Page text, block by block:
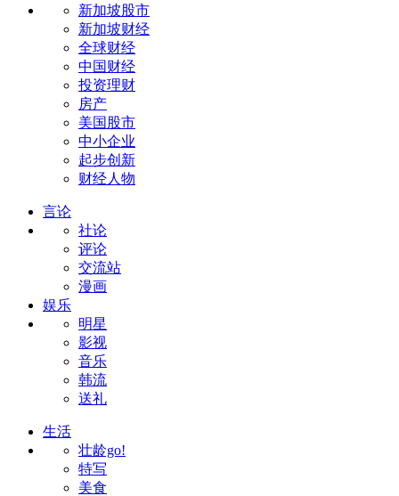
新加坡股市
新加坡财经
全球财经
中国财经
投资理财
房产
美国股市
中小企业
起步创新
财经人物
言论
社论
评论
交流站
漫画
娱乐
明星
影视
音乐
韩流
送礼
生活
壮龄go!
特写
美食